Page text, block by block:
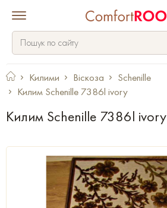
Килими Віскоза
Schenille
Килим Schenille 7386l ivory
Килим Schenille 7386l ivory